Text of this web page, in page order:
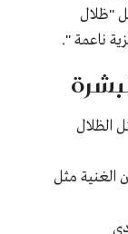
"ظلال
ناعمة ".
الظلال
الغنية مثل